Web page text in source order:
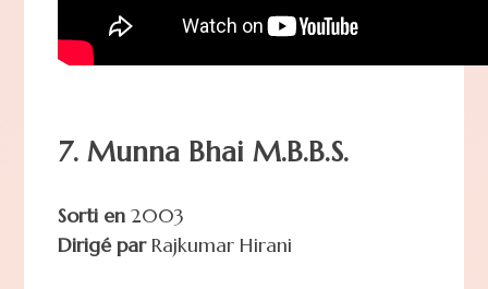
7. Munna Bhai M.B.B.S.
Sorti en2003
Dirigé parRajkumar Hirani